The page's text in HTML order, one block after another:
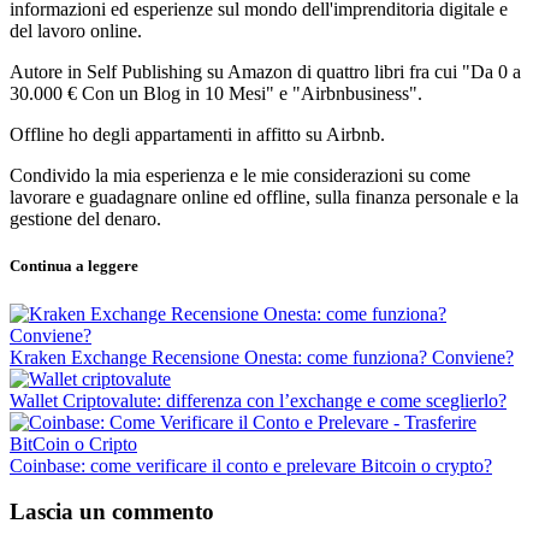
informazioni ed esperienze sul mondo dell'imprenditoria digitale e
del lavoro online.
Autore in Self Publishing su Amazon di quattro libri fra cui "Da 0 a
30.000 € Con un Blog in 10 Mesi" e "Airbnbusiness".
Offline ho degli appartamenti in affitto su Airbnb.
Condivido la mia esperienza e le mie considerazioni su come
lavorare e guadagnare online ed offline, sulla finanza personale e la
gestione del denaro.
Continua a leggere
Kraken Exchange Recensione Onesta: come funziona? Conviene?
Wallet Criptovalute: differenza con l’exchange e come sceglierlo?
Coinbase: come verificare il conto e prelevare Bitcoin o crypto?
Lascia un commento